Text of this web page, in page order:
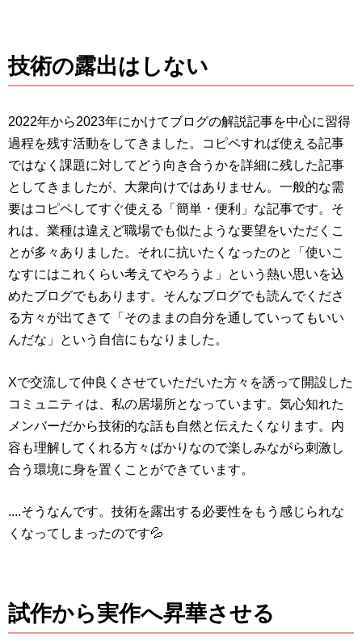
技術の露出はしない
2022年から2023年にかけてブログの解説記事を中心に習得
過程を残す活動をしてきました。コピペすれば使える記事
ではなく課題に対してどう向き合うかを詳細に残した記事
としてきましたが、大衆向けではありません。一般的な需
要はコピペしてすぐ使える「簡単・便利」な記事です。そ
れは、業種は違えど職場でも似たような要望をいただくこ
とが多々ありました。それに抗いたくなったのと「使いこ
なすにはこれくらい考えてやろうよ」という熱い思いを込
めたブログでもあります。そんなブログでも読んでくださ
る方々が出てきて「そのままの自分を通していってもいい
んだな」という自信にもなりました。
Xで交流して仲良くさせていただいた方々を誘って開設した
コミュニティは、私の居場所となっています。気心知れた
メンバーだから技術的な話も自然と伝えたくなります。内
容も理解してくれる方々ばかりなので楽しみながら刺激し
合う環境に身を置くことができています。
....そうなんです。技術を露出する必要性をもう感じられな
くなってしまったのです💦
試作から実作へ昇華させる